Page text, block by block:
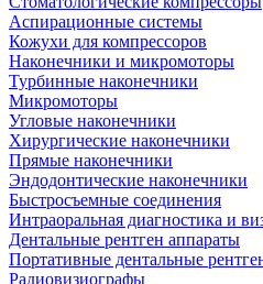
Аспирационные системы
Кожухи для компрессоров
Наконечники и микромоторы
Турбинные наконечники
Микромоторы
Угловые наконечники
Хирургические наконечники
Прямые наконечники
Эндодонтические наконечники
Быстросъемные соединения
Интраоральная диагностика и
Дентальные рентген аппараты
Портативные дентальные
Радиовизиографы